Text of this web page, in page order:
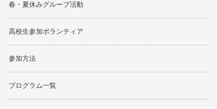
春・夏休みグループ活動
高校生参加ボランティア
参加方法
プログラム一覧